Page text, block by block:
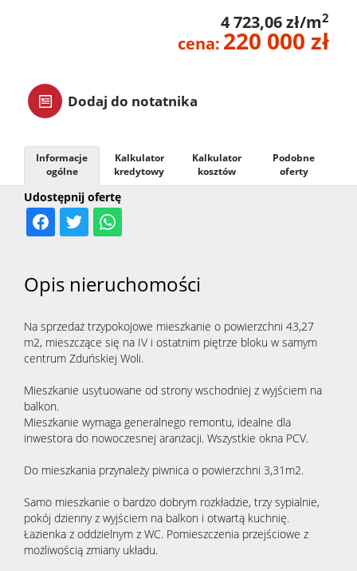
Praca
4 723,06 zł/m2
cena: 220 000 zł
Dodaj do notatnika
Udostępnij ofertę
Informacje
ogólne
Kalkulator
kredytowy
Kalkulator
kosztów
Podobne
oferty
Opis nieruchomości
Na sprzedaż trzypokojowe mieszkanie o powierzchni 43,27
m2, mieszczące się na IV i ostatnim piętrze bloku w samym
centrum Zduńskiej Woli.
Mieszkanie usytuowane od strony wschodniej z wyjściem na
balkon.
Mieszkanie wymaga generalnego remontu, idealne dla
inwestora do nowoczesnej aranżacji. Wszystkie okna PCV.
Do mieszkania przynależy piwnica o powierzchni 3,31m2.
Samo mieszkanie o bardzo dobrym rozkładzie, trzy sypialnie,
pokój dzienny z wyjściem na balkon i otwartą kuchnię.
Łazienka z oddzielnym z WC. Pomieszczenia przejściowe z
możliwością zmiany układu.